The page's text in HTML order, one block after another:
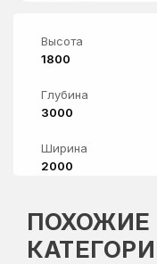
Высота
1800
Глубина
3000
Ширина
2000
ПОХОЖИЕ